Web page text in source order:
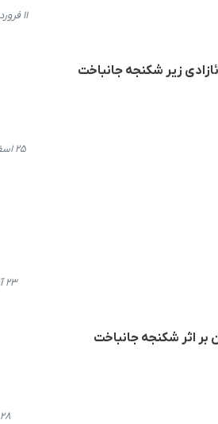
۱۱ فروردین ۱۴۰۴، ۱۷:۰۴
زیر شکنجه جانباخت
۲۵ اسفند ۱۴۰۲، ۲۱:۵۵
۲۳ آبان ۱۴۰۲، ۱۰:۵۴
اثر شکنجه جانباخت
۲۸ آذر ۱۴۰۱، ۰۹:۵۳